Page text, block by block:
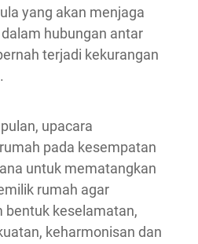
yang akan menjaga
hubungan antar
terjadi kekurangan
upacara
pada kesempatan
untuk mematangkan
rumah agar
bentuk keselamatan,
keharmonisan dan